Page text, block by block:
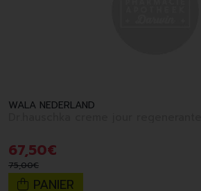
WALA NEDERLAND
67,50€
75,00€
PANIER